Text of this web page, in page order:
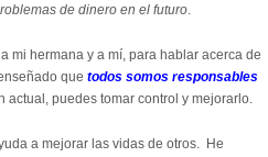
de dinero en el futuro.
mi hermana y a mí, para hablar acerca de
que todos somos responsables
actual, puedes tomar control y mejorarlo.
a mejorar las vidas de otros. He